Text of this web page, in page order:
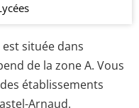
située dans
de la zone A. Vous
établissements
Arnaud.